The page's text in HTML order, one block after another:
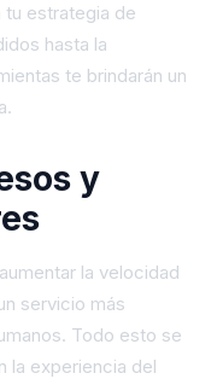
estrategia de
hasta la
te brindarán un
y
la velocidad
servicio más
Todo esto se
la experiencia del